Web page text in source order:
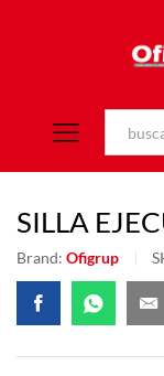
SILLA
Brand: Ofigrup